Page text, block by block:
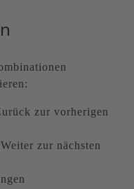
zur vorherigen
zur nächsten